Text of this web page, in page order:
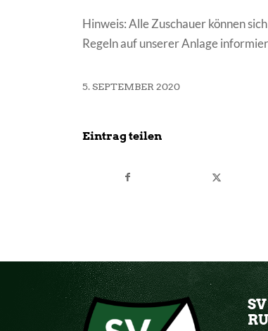
Hinweis: Alle Zuschauer können
Regeln auf unserer Anlage
5. SEPTEMBER 2020
Eintrag teilen